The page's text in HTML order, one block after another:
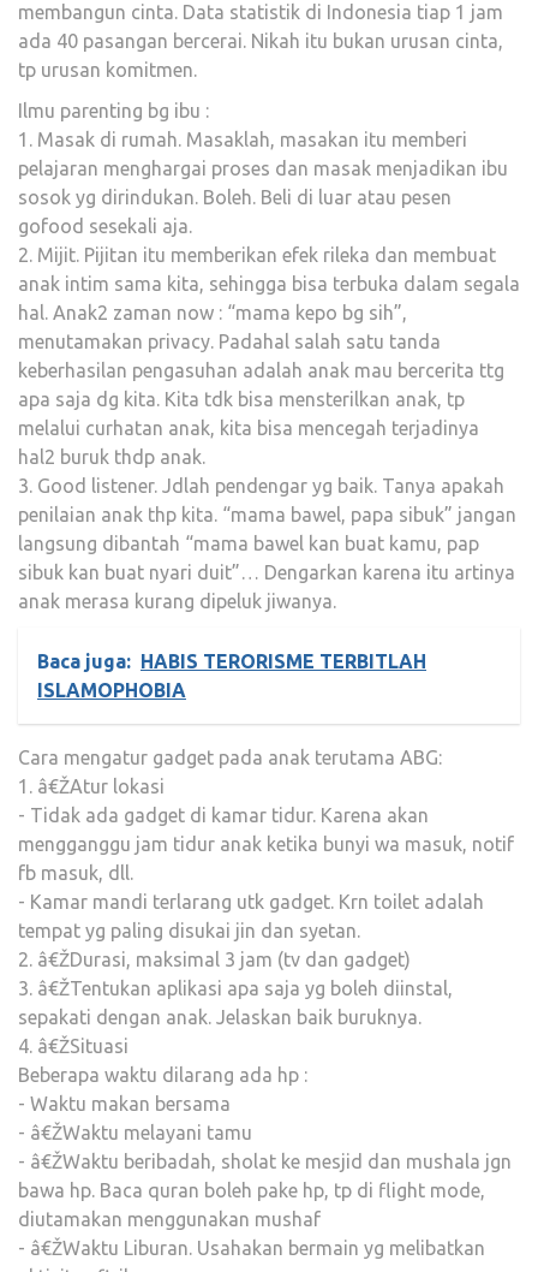
membangun cinta. Data statistik di Indonesia tiap 1 jam
ada 40 pasangan bercerai. Nikah itu bukan urusan cinta,
tp urusan komitmen.
Ilmu parenting bg ibu :
1. Masak di rumah. Masaklah, masakan itu memberi
pelajaran menghargai proses dan masak menjadikan ibu
sosok yg dirindukan. Boleh. Beli di luar atau pesen
gofood sesekali aja.
2. Mijit. Pijitan itu memberikan efek rileka dan membuat
anak intim sama kita, sehingga bisa terbuka dalam segala
hal. Anak2 zaman now : “mama kepo bg sih”,
menutamakan privacy. Padahal salah satu tanda
keberhasilan pengasuhan adalah anak mau bercerita ttg
apa saja dg kita. Kita tdk bisa mensterilkan anak, tp
melalui curhatan anak, kita bisa mencegah terjadinya
hal2 buruk thdp anak.
3. Good listener. Jdlah pendengar yg baik. Tanya apakah
penilaian anak thp kita. “mama bawel, papa sibuk” jangan
langsung dibantah “mama bawel kan buat kamu, pap
sibuk kan buat nyari duit”… Dengarkan karena itu artinya
anak merasa kurang dipeluk jiwanya.
Baca juga:
HABIS TERORISME TERBITLAH
ISLAMOPHOBIA
Cara mengatur gadget pada anak terutama ABG:
1. â€ŽAtur lokasi
- Tidak ada gadget di kamar tidur. Karena akan
mengganggu jam tidur anak ketika bunyi wa masuk, notif
fb masuk, dll.
- Kamar mandi terlarang utk gadget. Krn toilet adalah
tempat yg paling disukai jin dan syetan.
2. â€ŽDurasi, maksimal 3 jam (tv dan gadget)
3. â€ŽTentukan aplikasi apa saja yg boleh diinstal,
sepakati dengan anak. Jelaskan baik buruknya.
4. â€ŽSituasi
Beberapa waktu dilarang ada hp :
- Waktu makan bersama
- â€ŽWaktu melayani tamu
- â€ŽWaktu beribadah, sholat ke mesjid dan mushala jgn
bawa hp. Baca quran boleh pake hp, tp di flight mode,
diutamakan menggunakan mushaf
- â€ŽWaktu Liburan. Usahakan bermain yg melibatkan